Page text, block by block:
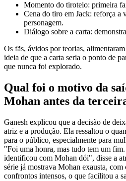
Momento do tiroteio: primeira
Cena do tiro em Jack: reforça a
personagem.
Diálogo sobre a carta:
Os fãs, ávidos por teorias,
ideia de que a carta seria o ponto de
que nunca foi explorado.
Qual foi o motivo da
Mohan antes da
Ganesh explicou que a decisão de
atriz e a produção. Ela ressaltou o
para o público, especialmente para
"Foi uma honra, mas tudo tem um
identificou com Mohan dói", disse a
série já mostrava Mohan exausta, com
confrontos intensos, o que facilitou a